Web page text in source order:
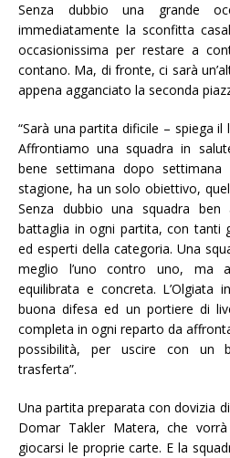
Senza dubbio una grande
immediatamente la sconfitta
occasionissima per restare a
contano. Ma, di fronte, ci sarà
appena agganciato la seconda
“Sarà una partita dificile – spiega
Affrontiamo una squadra in
bene settimana dopo settimana
stagione, ha un solo obiettivo,
Senza dubbio una squadra
battaglia in ogni partita, con tanti
ed esperti della categoria. Una
meglio l’uno contro uno, ma
equilibrata e concreta. L’Olgiata
buona difesa ed un portiere di
completa in ogni reparto da
possibilità, per uscire con un
trasferta”.
Una partita preparata con dovizia
Domar Takler Matera, che
giocarsi le proprie carte. E la